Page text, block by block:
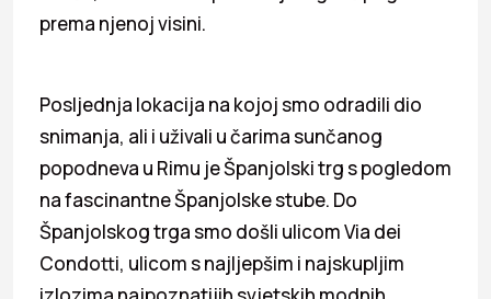
prema njenoj visini.
Posljednja lokacija na kojoj smo odradili dio
snimanja, ali i uživali u čarima sunčanog
popodneva u Rimu je Španjolski trg s pogledom
na fascinantne Španjolske stube. Do
Španjolskog trga smo došli ulicom Via dei
Condotti, ulicom s najljepšim i najskupljim